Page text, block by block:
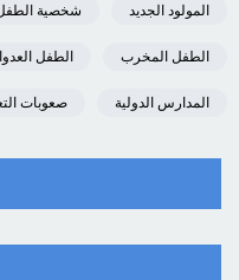
المولود الجديد شخصية
الطفل المخرب الطفل
المدارس الدولية صعوبات